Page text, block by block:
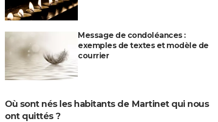
Message de condoléances :
exemples de textes et modèle de
courrier
Où sont nés les habitants de Martinet qui nous
ont quittés ?